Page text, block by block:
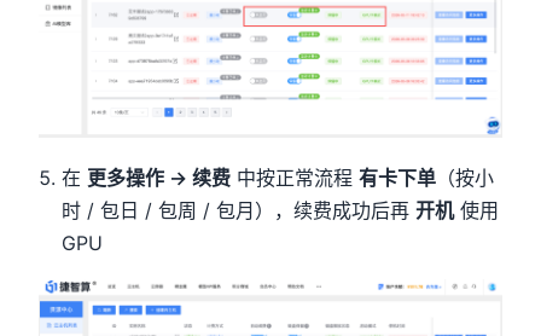
在 更多操作 → 续费 中按正常流程有卡下单 （按小
时 / 包日 / 包周 / 包月），续费成功后再开机使用
GPU